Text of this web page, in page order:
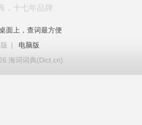
，十七年品牌
面上，查词最方便
|
电脑版
海词词典(Dict.cn)